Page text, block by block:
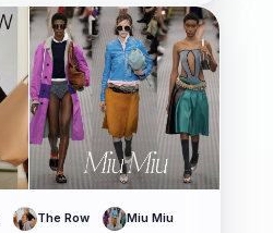
The Row Miu Miu